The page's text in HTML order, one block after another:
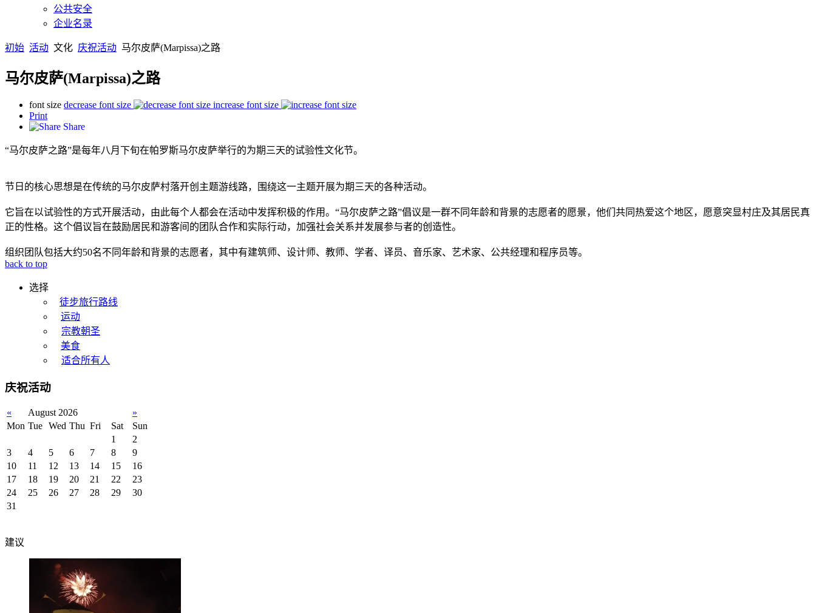
公共安全
企业名录
初始 活动 文化 庆祝活动 马尔皮萨(Marpissa)之路
马尔皮萨(Marpissa)之路
font size decrease font size
increase font size
Print
Share
“马尔皮萨之路”是每年八月下旬在帕罗斯马尔皮萨举行的为期三天的试验性文化节。
节日的核心思想是在传统的马尔皮萨村落开创主题游线路，围绕这一主题开展为期三天的各种活动。
它旨在以试验性的方式开展活动，由此每个人都会在活动中发挥积极的作用。“马尔皮萨之路”倡议是一群不同年龄和背景的志愿者的愿景，他们共同热爱这个地区，愿意突显村庄及其居民真
正的性格。这个倡议旨在鼓励居民和游客间的团队合作和实际行动，加强社会关系并发展参与者的创造性。
组织团队包括大约50名不同年龄和背景的志愿者，其中有建筑师、设计师、教师、学者、译员、音乐家、艺术家、公共经理和程序员等。
back to top
选择
徒步旅行路线
运动
宗教朝圣
美食
适合所有人
庆祝活动
« August 2026
»
Mon Tue Wed Thu Fri Sat
Sun
1
2
3
4 5 6 7 8
9
10
11 12 13 14 15
16
17
18 19 20 21 22
23
24
25 26 27 28 29
30
31
建议